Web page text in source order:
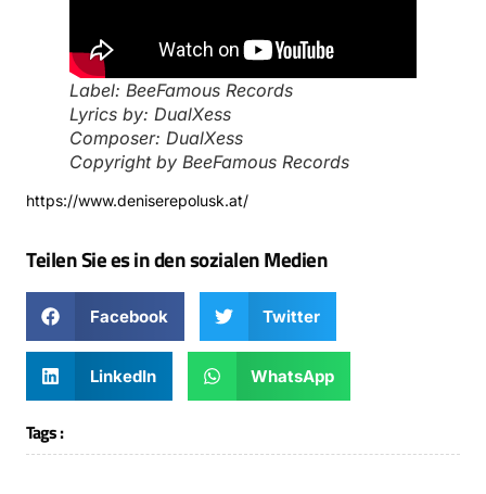
Label: BeeFamous Records
Lyrics by: DualXess
Composer: DualXess
Copyright by BeeFamous Records
https://www.deniserepolusk.at/
Teilen Sie es in den sozialen Medien
Facebook Twitter
LinkedIn WhatsApp
Tags :